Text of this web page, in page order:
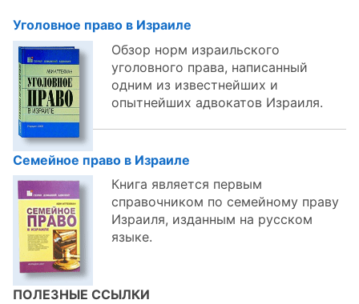
Уголовное право в Израиле
Обзор норм израильского
уголовного права, написанный
одним из известнейших и
опытнейших адвокатов Израиля.
Семейное право в Израиле
Книга является первым
справочником по семейному праву
Израиля, изданным на русском
языке.
ПОЛЕЗНЫЕ ССЫЛКИ